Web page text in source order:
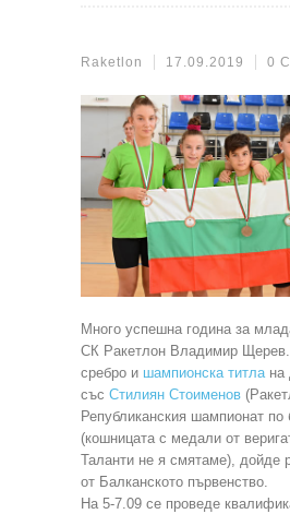
Raketlon 17.09.2019 0
Много успешна година за
СК Ракетлон Владимир
сребро и шампионска титлана
със Стилиян Стоименов
Републиканския шампионат по
(кошницата с медали от
Таланти не я смятаме), дойде
от Балканското първенство.
На 5-7.09 се проведе